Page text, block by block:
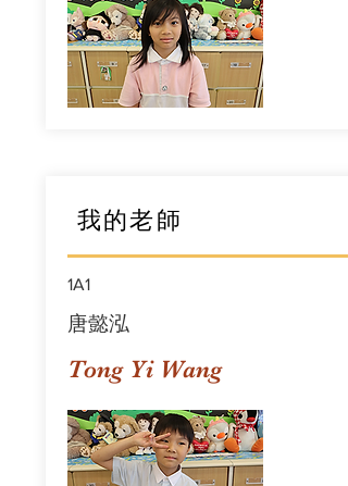
我的老師
1A1
唐懿泓
Tong Yi Wang